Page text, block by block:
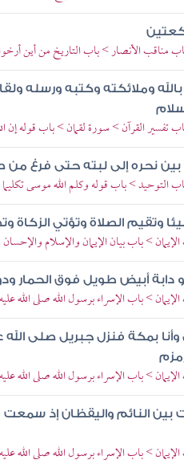
الأنصار > باب التاريخ من أين
بالله وملائكته وكتبه ورسله
القرآن > سورة لقمان > باب قوله إن
نحره إلى لبته حتى فرغ
> باب قوله وكلم الله موسى تكليما
وتقيم الصلاة وتؤتي الزكاة
> باب بيان الإيمان والإسلام والإحسان
دابة أبيض طويل فوق الحمار
> باب الإسراء برسول الله صلى الله
بمكة فنزل جبريل صلى
> باب الإسراء برسول الله صلى الله
بين النائم واليقظان إذ سمعت
> باب الإسراء برسول الله صلى الله